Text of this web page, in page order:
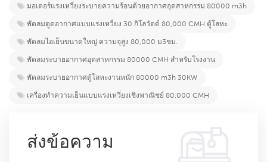
มอเตอร์แรงเหวี่ยงระบายความร้อนด้วยอากาศอุตสาหกรรม 80000 m3h
พัดลมดูดอากาศแบบแรงเหวี่ยง 30 กิโลวัตต์ 80,000 CMH ตู้โลหะ
พัดลมไอเย็นขนาดใหญ่ ความจุสูง 80,000 ม3ชม.
พัดลมระบายอากาศอุตสาหกรรม 80000 CMH สำหรับโรงงาน
พัดลมระบายอากาศตู้โลหะงานหนัก 80000 m3h 30KW
เครื่องทำความเย็นแบบแรงเหวี่ยงเชิงพาณิชย์ 80,000 CMH
ส่งข้อความ